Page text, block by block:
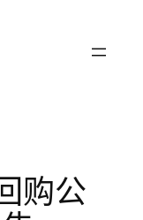
购公